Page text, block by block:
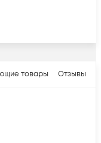
товары Отзывы